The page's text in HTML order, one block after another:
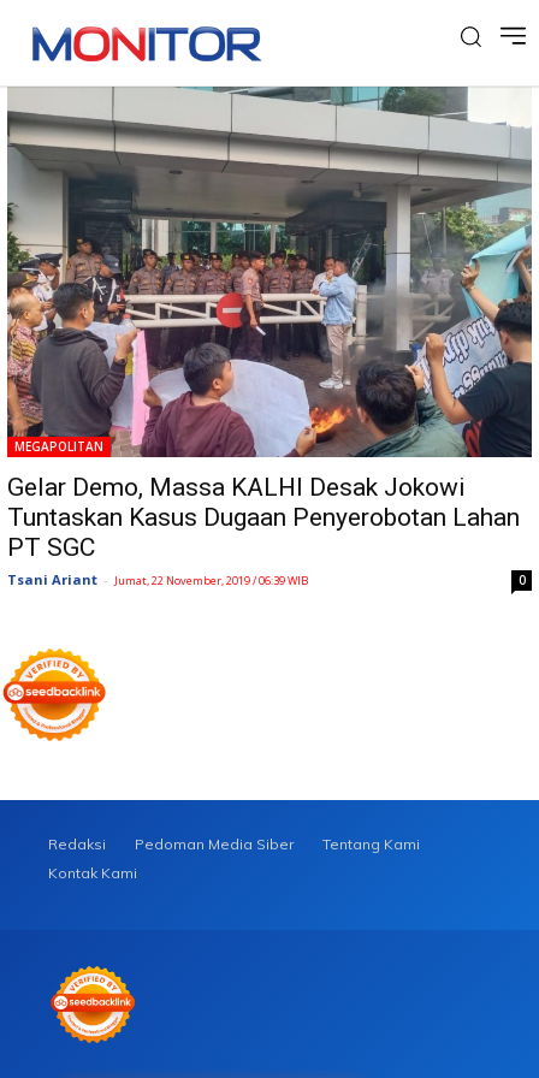
Tag: PT SGC
MEGAPOLITAN
Gelar Demo, Massa KALHI Desak Jokowi
Tuntaskan Kasus Dugaan Penyerobotan Lahan
PT SGC
Tsani Ariant - Jumat, 22 November, 2019 / 06:39 WIB 0
Redaksi Pedoman Media Siber
Tentang Kami
Kontak Kami